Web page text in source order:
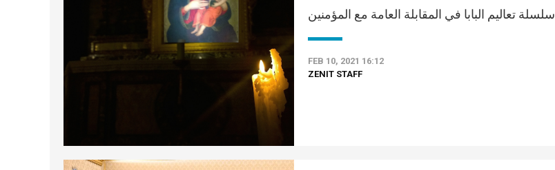
سلسلة تعاليم البابا في المقابلة العامة مع المؤمنين
FEB 10, 2021 16:12
ZENIT STAFF